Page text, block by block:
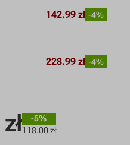
zł
-5%
118.00 zł
142.99 zł -4%
228.99 zł -4%